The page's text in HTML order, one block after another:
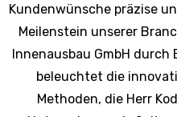
Kundenwünsche präzise
Meilenstein unserer
Innenausbau GmbH durch
beleuchtet die
Methoden, die Herr